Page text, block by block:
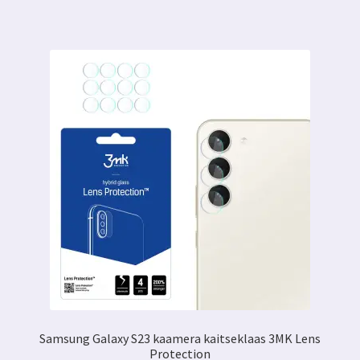
Samsung Galaxy S23 kaamera kaitseklaas 3MK Lens
Protection